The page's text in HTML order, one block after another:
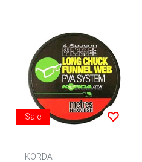
Sale
KORDA